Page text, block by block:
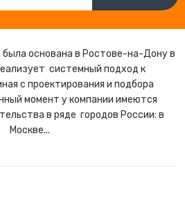
была основана в Ростове-на-Дону в
системный подход к
с проектирования и подбора
момент у компании имеются
в ряде городов России: в
Москве...